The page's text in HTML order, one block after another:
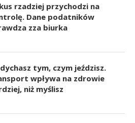
rzadziej przychodzi na
Dane podatników
zza biurka
tym, czym jeździsz.
wpływa na zdrowie
niż myślisz